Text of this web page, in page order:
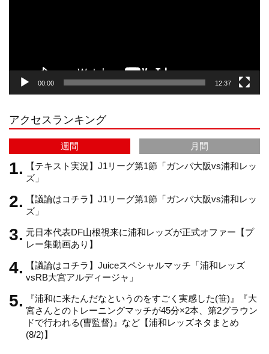
r
a
m
e
C
h
a
n
e
00:00 12:37
アクセスランキング
週間
月間
【テキスト実況】J1リーグ第1節「ガンバ大阪vs浦和レッ
ズ」
【議論はコチラ】J1リーグ第1節「ガンバ大阪vs浦和レッ
ズ」
元日本代表DF山根視来に浦和レッズが正式オファー【プ
レー集動画あり】
【議論はコチラ】Juiceスペシャルマッチ「浦和レッズ
vsRB大宮アルディージャ」
『浦和に来たんだなというのをすごく実感した(笹)』『大
宮さんとのトレーニングマッチが45分×2本、第2グラウン
ドで行われる(曺監督)』など【浦和レッズネタまとめ
(8/2)】